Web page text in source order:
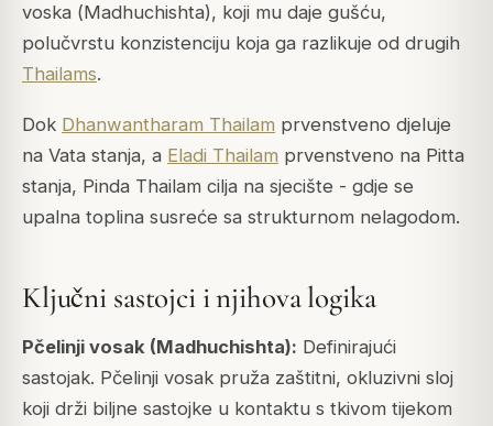
voska (Madhuchishta), koji mu daje gušću,
polučvrstu konzistenciju koja ga razlikuje od drugih
Thailams.
Dok Dhanwantharam Thailam prvenstveno djeluje
na Vata stanja, a Eladi Thailam prvenstveno na Pitta
stanja, Pinda Thailam cilja na sjecište - gdje se
upalna toplina susreće sa strukturnom nelagodom.
Ključni sastojci i njihova logika
Pčelinji vosak (Madhuchishta): Definirajući
sastojak. Pčelinji vosak pruža zaštitni, okluzivni sloj
koji drži biljne sastojke u kontaktu s tkivom tijekom